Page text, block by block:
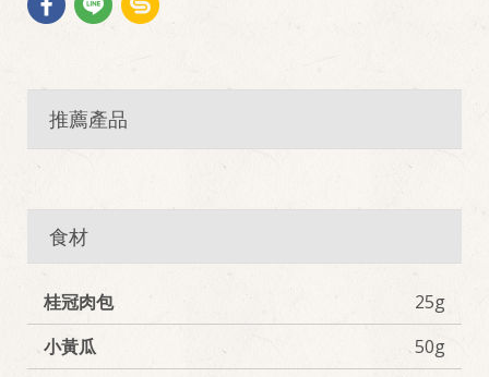
推薦產品
食材
桂冠肉包
25g
小黃瓜
50g